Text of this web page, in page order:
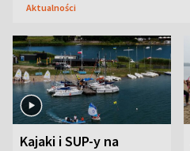
Aktualności
Kajaki i SUP-y na